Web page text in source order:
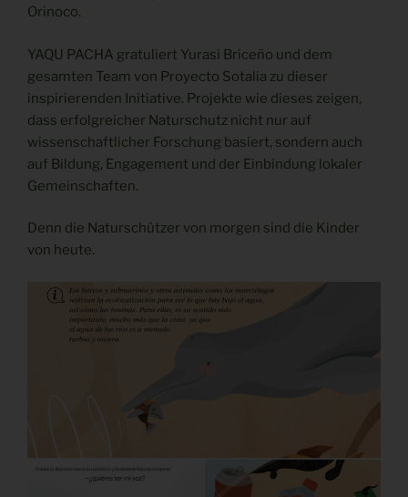
Orinoco.
YAQU PACHA gratuliert Yurasi Briceño und dem
gesamten Team von Proyecto Sotalia zu dieser
inspirierenden Initiative. Projekte wie dieses zeigen,
dass erfolgreicher Naturschutz nicht nur auf
wissenschaftlicher Forschung basiert, sondern auch
auf Bildung, Engagement und der Einbindung lokaler
Gemeinschaften.
Denn die Naturschützer von morgen sind die Kinder
von heute.